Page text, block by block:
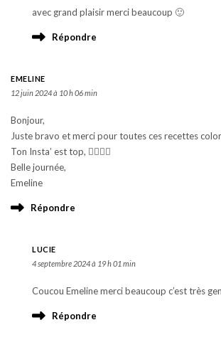
avec grand plaisir merci beaucoup 🙂
Répondre
EMELINE
12 juin 2024 à 10 h 06 min
Bonjour,
Juste bravo et merci pour toutes ces recettes
Ton Insta’ est top, 👍🏻👍🏻
Belle journée,
Emeline
Répondre
LUCIE
4 septembre 2024 à 19 h 01 min
Coucou Emeline merci beaucoup c’est très
Répondre